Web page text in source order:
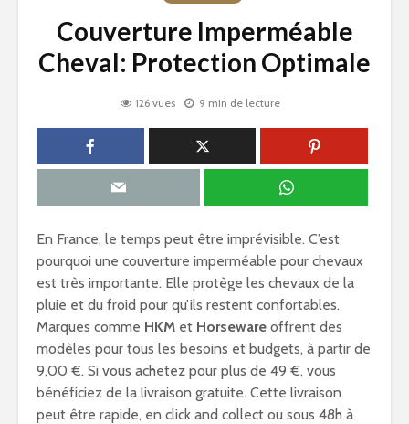
Couverture Imperméable
Cheval: Protection Optimale
126 vues 9 min de lecture
En France, le temps peut être imprévisible. C’est
pourquoi une couverture imperméable pour chevaux
est très importante. Elle protège les chevaux de la
pluie et du froid pour qu’ils restent confortables.
Marques comme HKM et Horseware offrent des
modèles pour tous les besoins et budgets, à partir de
9,00 €. Si vous achetez pour plus de 49 €, vous
bénéficiez de la livraison gratuite. Cette livraison
peut être rapide, en click and collect ou sous 48h à